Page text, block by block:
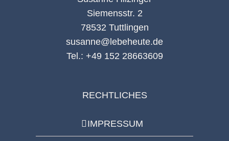
Siemensstr. 2
78532 Tuttlingen
susanne@lebeheute.de
Tel.: +49 152 28663609
RECHTLICHES
IMPRESSUM